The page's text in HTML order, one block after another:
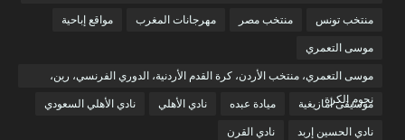
منتخب تونس منتخب مصر مهرجانات المغرب مواقع إباحية
موسى التعمري
موسى التعمري، منتخب الأردن، كرة القدم الأردنية، الدوري الفرنسي، رين،
نجوم الكرة
موسيقى أمازيغية ميادة عبده نادي الأهلي نادي الأهلي السعودي
نادي الحسين إربد نادي القرن